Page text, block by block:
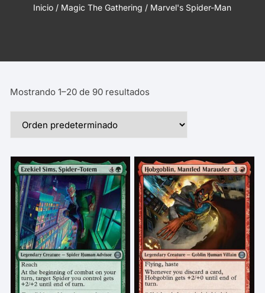
Inicio / Magic The Gathering / Marvel's Spider-Man
Mostrando 1–20 de 90 resultados